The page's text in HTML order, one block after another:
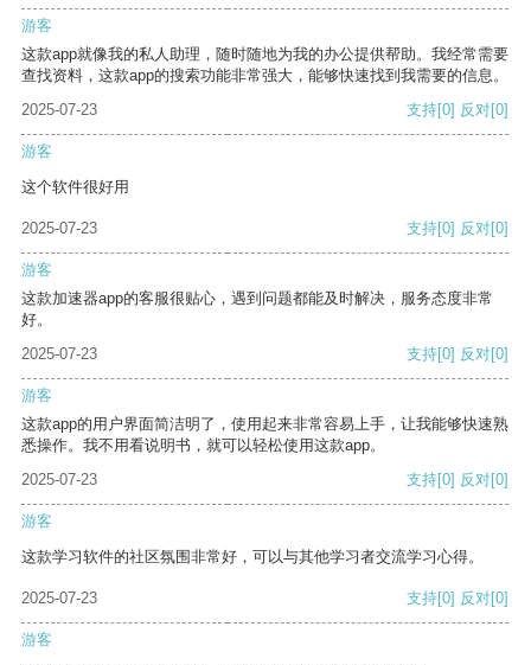
游客
这款app就像我的私人助理，随时随地为我的办公提供帮助。我经常需要
查找资料，这款app的搜索功能非常强大，能够快速找到我需要的信息。
2025-07-23
支持[0] 反对[0]
游客
这个软件很好用
2025-07-23 支持[0] 反对[0]
游客
这款加速器app的客服很贴心，遇到问题都能及时解决，服务态度非常
好。
2025-07-23
支持[0] 反对[0]
游客
这款app的用户界面简洁明了，使用起来非常容易上手，让我能够快速熟
悉操作。我不用看说明书，就可以轻松使用这款app。
2025-07-23
支持[0] 反对[0]
游客
这款学习软件的社区氛围非常好，可以与其他学习者交流学习心得。
2025-07-23 支持[0] 反对[0]
游客